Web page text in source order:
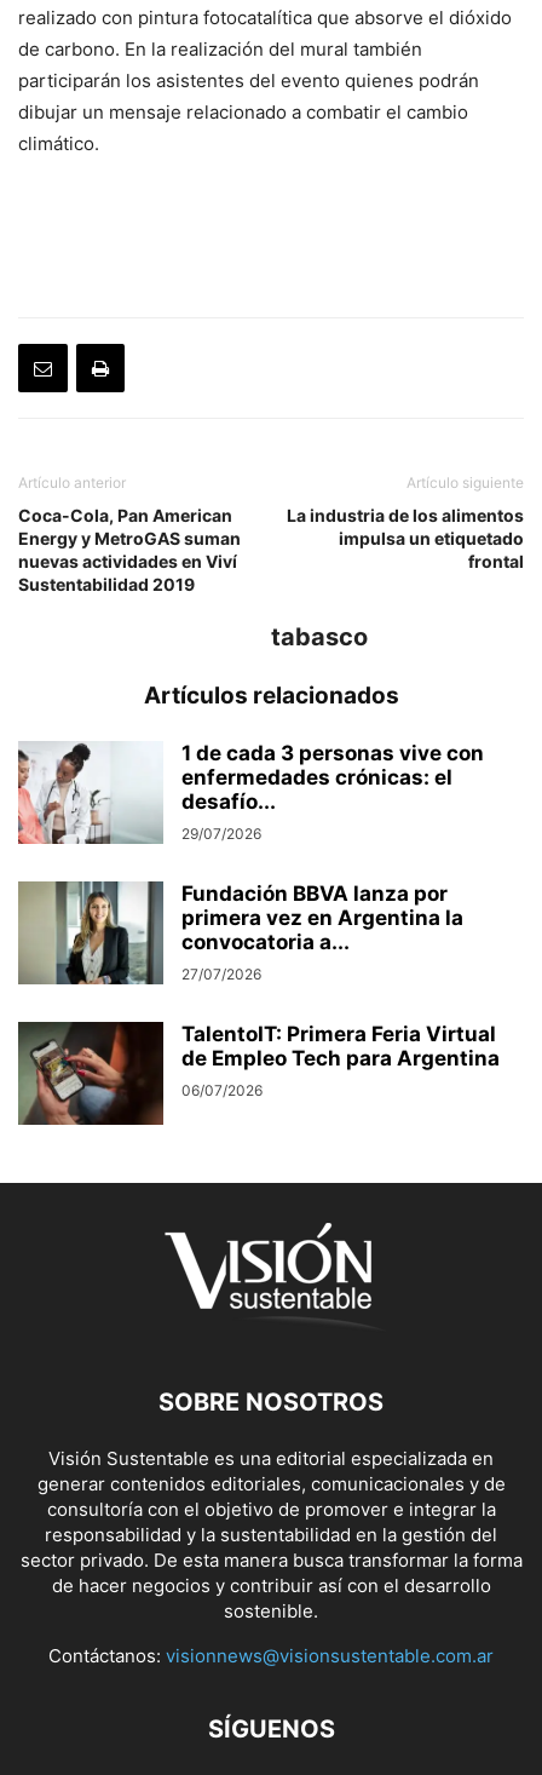
realizado con pintura fotocatalítica que absorve el dióxido
de carbono. En la realización del mural también
participarán los asistentes del evento quienes podrán
dibujar un mensaje relacionado a combatir el cambio
climático.
Artículo anterior
Coca-Cola, Pan American
Energy y MetroGAS suman
nuevas actividades en Viví
Sustentabilidad 2019
Artículo siguiente
La industria de los alimentos
impulsa un etiquetado
frontal
tabasco
Artículos relacionados
1 de cada 3 personas vive con
enfermedades crónicas: el
desafío...
29/07/2026
Fundación BBVA lanza por
primera vez en Argentina la
convocatoria a...
27/07/2026
TalentoIT: Primera Feria Virtual
de Empleo Tech para Argentina
06/07/2026
SOBRE NOSOTROS
Visión Sustentable es una editorial especializada en
generar contenidos editoriales, comunicacionales y de
consultoría con el objetivo de promover e integrar la
responsabilidad y la sustentabilidad en la gestión del
sector privado. De esta manera busca transformar la forma
de hacer negocios y contribuir así con el desarrollo
sostenible.
Contáctanos: visionnews@visionsustentable.com.ar
SÍGUENOS